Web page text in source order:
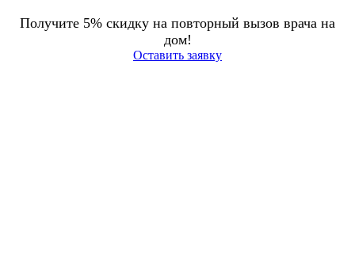
Получите 5% скидку на повторный вызов врача на
дом!
Оставить заявку